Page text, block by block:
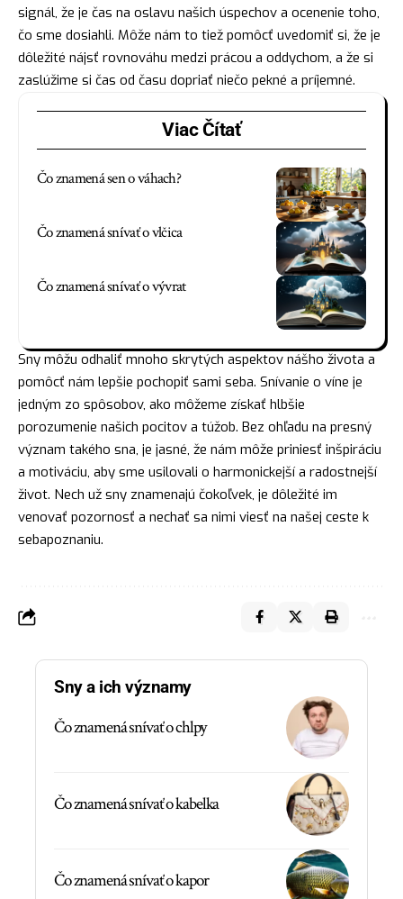
signál, že je čas na oslavu našich úspechov a ocenenie toho,
čo sme dosiahli. Môže nám to tiež pomôcť uvedomiť si, že je
dôležité nájsť rovnováhu medzi prácou a oddychom, a že si
zaslúžime si čas od času dopriať niečo pekné a príjemné.
Viac Čítať
Čo znamená sen o váhach?
Čo znamená snívať o vlčica
Čo znamená snívať o vývrat
Sny môžu odhaliť mnoho skrytých aspektov nášho života a
pomôcť nám lepšie pochopiť sami seba. Snívanie o víne je
jedným zo spôsobov, ako môžeme získať hlbšie
porozumenie našich pocitov a túžob. Bez ohľadu na presný
význam takého sna, je jasné, že nám môže priniesť inšpiráciu
a motiváciu, aby sme usilovali o harmonickejší a radostnejší
život. Nech už sny znamenajú čokoľvek, je dôležité im
venovať pozornosť a nechať sa nimi viesť na našej ceste k
sebapoznaniu.
Sny a ich významy
Čo znamená snívať o chlpy
Čo znamená snívať o kabelka
Čo znamená snívať o kapor